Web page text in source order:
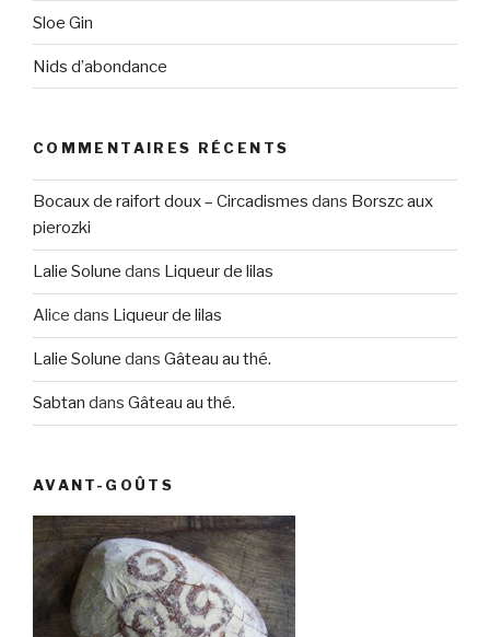
Sloe Gin
Nids d’abondance
COMMENTAIRES RÉCENTS
Bocaux de raifort doux – Circadismes dans Borszc aux
pierozki
Lalie Solune dans Liqueur de lilas
Alice dans Liqueur de lilas
Lalie Solune dans Gâteau au thé.
Sabtan dans Gâteau au thé.
AVANT-GOÛTS